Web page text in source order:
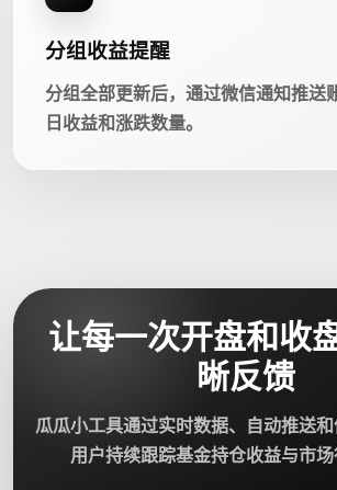
分组收益提醒
分组全部更新后，通过微信通知推送
日收益和涨跌数量。
让每一次开盘和收
晰反馈
瓜瓜小工具通过实时数据、自动推送
用户持续跟踪基金持仓收益与市场